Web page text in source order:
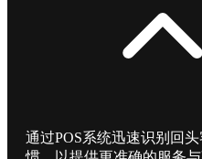
通过POS系统迅速识别回